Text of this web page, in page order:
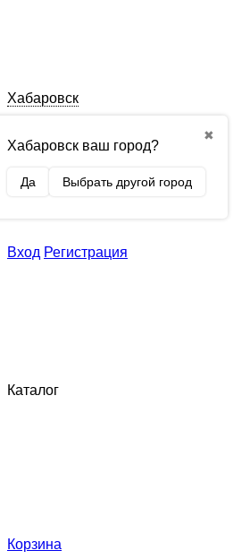
Хабаровск
✖
Хабаровск ваш город?
Да Выбрать другой город
Вход Регистрация
Каталог
Корзина